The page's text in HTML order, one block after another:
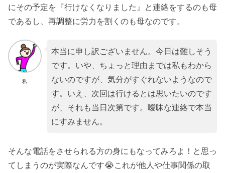
にその予定を『行けなくなりました』と連絡をするのも母
であるし、再調整に労力を割くのも母なのです。
私
本当に申し訳ございません。今日は難しそう
です。いや、ちょっと理由までは私もわから
ないのですが、気分がすぐれないようなので
す。いえ、次回は行けるとは思いたいのです
が、それも当日次第です。曖昧な連絡で本当
にすみません。
そんな電話をさせられる方の身にもなってみろよ！と思っ
てしまうのが実際なんです😭これが他人や仕事関係の取